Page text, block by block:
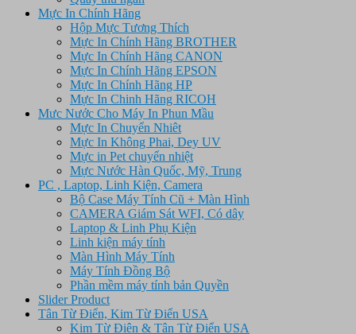
Mực In Chính Hãng
Hộp Mực Tương Thích
Mực In Chính Hãng BROTHER
Mực In Chính Hãng CANON
Mực In Chính Hãng EPSON
Mực In Chính Hãng HP
Mực In Chinh Hãng RICOH
Mưc Nước Cho Máy In Phun Mầu
Mực In Chuyển Nhiêt
Mực In Không Phai, Dey UV
Mực in Pet chuyển nhiệt
Mực Nước Hàn Quốc, Mỹ, Trung
PC , Laptop, Linh Kiện, Camera
Bộ Case Máy Tính Cũ + Màn Hình
CAMERA Giám Sát WFI, Có dây
Laptop & Linh Phụ Kiện
Linh kiện máy tính
Màn Hình Máy Tính
Máy Tính Đồng Bộ
Phần mềm máy tính bản Quyền
Slider Product
Tân Từ Điển, Kim Từ Điển USA
Kim Từ Điên & Tân Từ Điển USA